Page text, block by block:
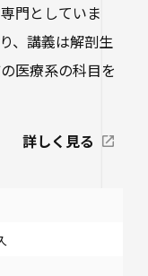
門としていま
、講義は解剖生
医療系の科目を
詳しく見る